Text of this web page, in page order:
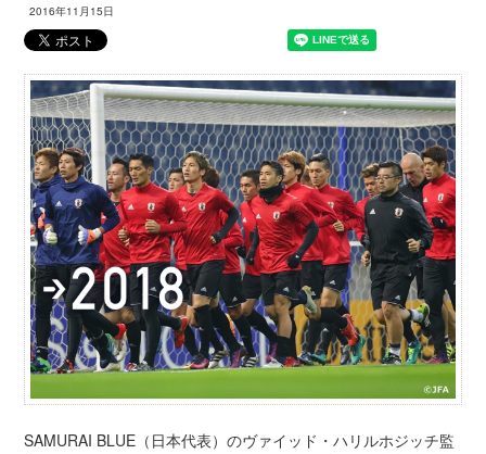
2016年11月15日
SAMURAI BLUE（日本代表）のヴァイッド・ハリルホジッチ監